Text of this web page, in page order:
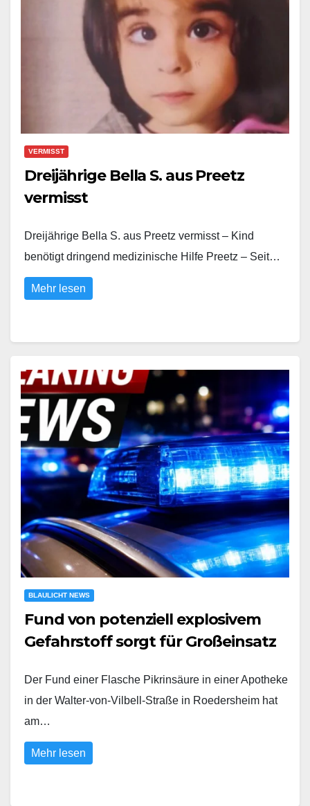
VERMISST
Dreijährige Bella S. aus Preetz
vermisst
Dreijährige Bella S. aus Preetz vermisst – Kind
benötigt dringend medizinische Hilfe Preetz – Seit…
Mehr lesen
BLAULICHT NEWS
Fund von potenziell explosivem
Gefahrstoff sorgt für Großeinsatz
Der Fund einer Flasche Pikrinsäure in einer Apotheke
in der Walter-von-Vilbell-Straße in Roedersheim hat
am…
Mehr lesen